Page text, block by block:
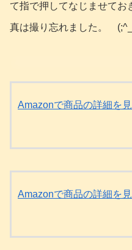
て指で押してなじませてお
真は撮り忘れました。
Amazonで商品の詳細を
Amazonで商品の詳細を